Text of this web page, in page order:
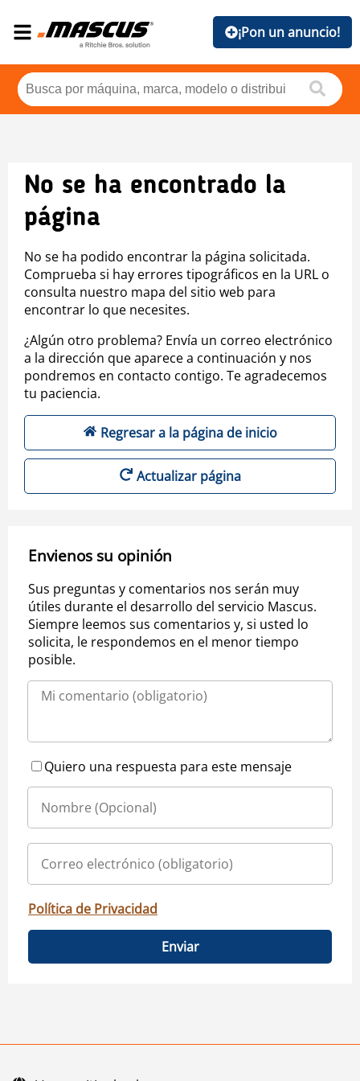
¡Pon un anuncio!
No se ha encontrado la
página
No se ha podido encontrar la página solicitada.
Comprueba si hay errores tipográficos en la URL o
consulta nuestro mapa del sitio web para
encontrar lo que necesites.
¿Algún otro problema? Envía un correo electrónico
a la dirección que aparece a continuación y nos
pondremos en contacto contigo. Te agradecemos
tu paciencia.
Regresar a la página de inicio
Actualizar página
Envienos su opinión
Sus preguntas y comentarios nos serán muy
útiles durante el desarrollo del servicio Mascus.
Siempre leemos sus comentarios y, si usted lo
solicita, le respondemos en el menor tiempo
posible.
Quiero una respuesta para este mensaje
Política de Privacidad
Enviar